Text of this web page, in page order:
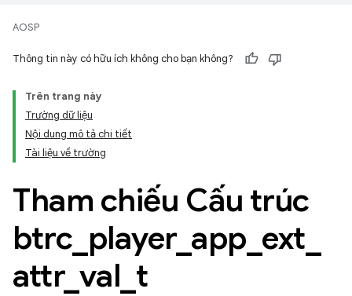
AOSP
Thông tin này có hữu ích không cho bạn không?
Trên trang này
Trường dữ liệu
Nội dung mô tả chi tiết
Tài liệu về trường
Tham chiếu Cấu trúc
btrc player_ app ext
attr_ val t